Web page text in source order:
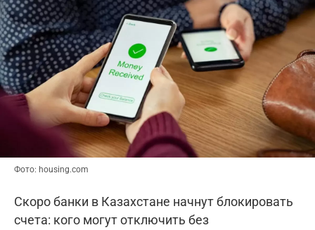
Фото: housing.com
Скоро банки в Казахстане начнут блокировать
счета: кого могут отключить без